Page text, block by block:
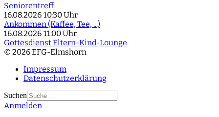
Seniorentreff
16.08.2026 10:30 Uhr
Ankommen (Kaffee, Tee, ...)
16.08.2026 11:00 Uhr
Gottesdienst Eltern-Kind-Lounge
© 2026 EFG-Elmshorn
Impressum
Datenschutzerklärung
Suchen
Type 2 or more
Anmelden